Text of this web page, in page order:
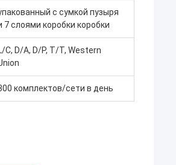
с сумкой пузыря
7 слоями коробки коробки
C, D/A, D/P, T/T, Western
комплектов/сети в день